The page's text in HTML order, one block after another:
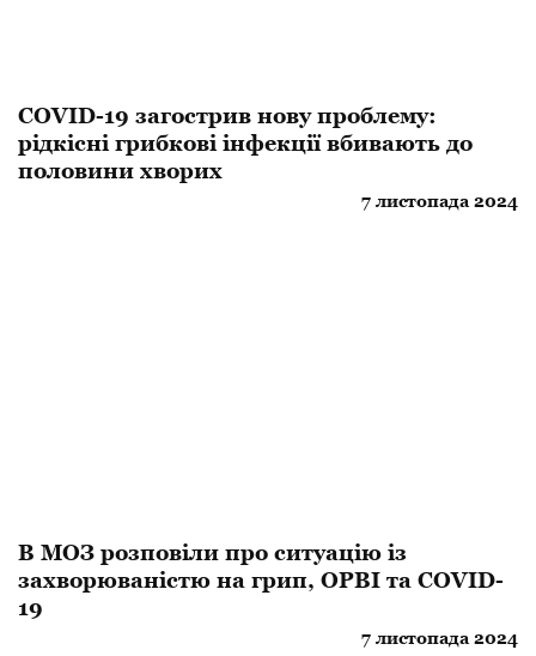
COVID-19 загострив нову проблему:
рідкісні грибкові інфекції вбивають до
половини хворих
7 листопада 2024
В МОЗ розповіли про ситуацію із
захворюваністю на грип, ОРВІ та COVID-
19
7 листопада 2024